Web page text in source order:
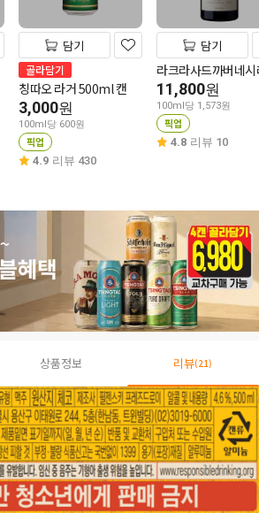
담기
골라담기
칭따오 라거 500ml 캔
3,000원
100ml당 600원
픽업
4.9 리뷰 430
담기
라크라사드까버네시
11,800원
100ml당 1,573원
픽업
4.8 리뷰 10
상품정보 리뷰(21)